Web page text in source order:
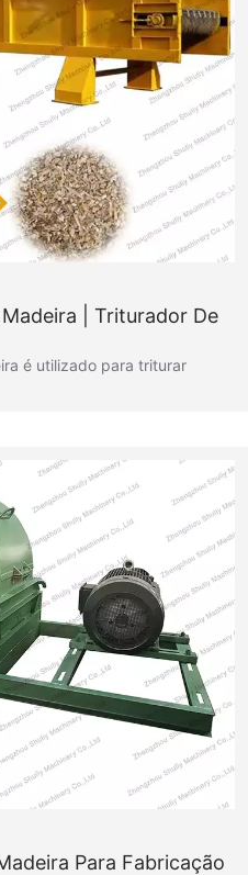
| Triturador De
é utilizado para triturar
Para Fabricação